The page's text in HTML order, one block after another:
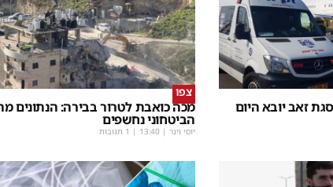
זאב יובא היום
צפו
מכה כואבת לטרור בבירה: הנתונים
הביטחוני נחשפים
יוסי וינר |
13:40 | 1 תגובות